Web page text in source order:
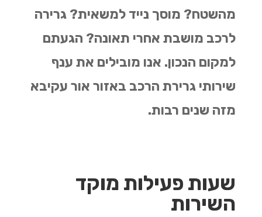
מהשטח? מוסך נייד למשאית? גרירה
לרכב מושבת אחרי תאונה? הגעתם
למקום הנכון. אנו מובילים את ענף
שירותי גרירת הרכב באזור אור עקיבא
מזה שנים רבות.
שעות פעילות מוקד
השירות